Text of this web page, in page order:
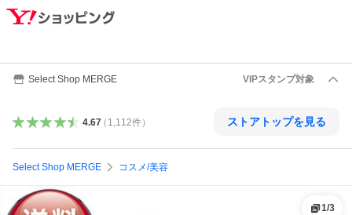
Select Shop MERGE VIPスタンプ対象
4.67（ 1,112件） ストアトップを見る
Select Shop MERGE コスメ/美容
1/3